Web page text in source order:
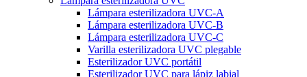
Lámpara esterilizadora UVC-A
Lámpara esterilizadora UVC-B
Lámpara esterilizadora UVC-C
Varilla esterilizadora UVC plegable
Esterilizador UVC portátil
Esterilizador UVC para lápiz labial